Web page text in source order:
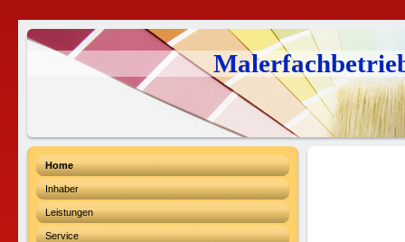
Home
Inhaber
Leistungen
Service